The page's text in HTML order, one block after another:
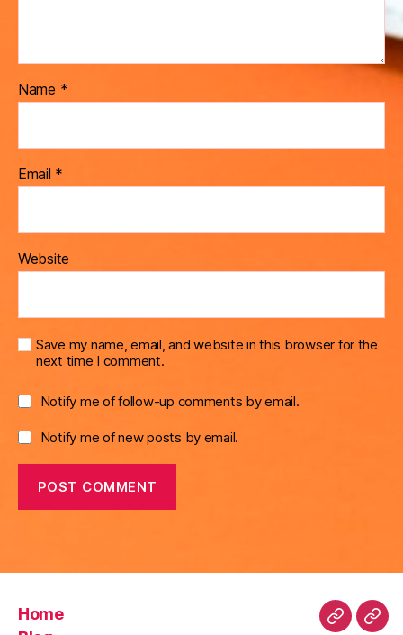
Name *
Email *
Website
Save my name, email, and website in this browser for the
next time I comment.
Notify me of follow-up comments by email.
Notify me of new posts by email.
Home
Home